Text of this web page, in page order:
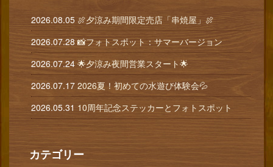
2026.08.05 🍖夕涼み期間限定売店「串焼屋」🍖
2026.07.28 📸フォトスポット：サマーバージョン
2026.07.24 🌟夕涼み夜間営業スタート🌟
2026.07.17 2026夏！初めての水遊び体験会💦
2026.05.31 10周年記念ステッカーとフォトスポット
カテゴリー